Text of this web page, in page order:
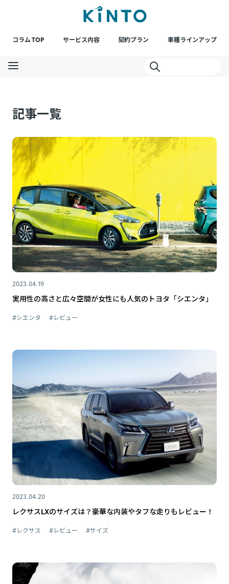
コラム TOP サービス内容 契約プラン 車種ラインアップ
記事一覧
2023.04.19
実用性の高さと広々空間が女性にも人気のトヨタ「シエンタ」
#シエンタ #レビュー
2023.04.20
レクサスLXのサイズは？豪華な内装やタフな走りもレビュー！
#レクサス #レビュー #サイズ